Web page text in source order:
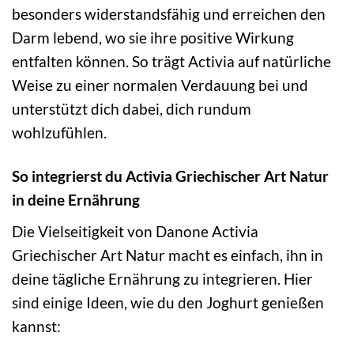
besonders widerstandsfähig und erreichen den
Darm lebend, wo sie ihre positive Wirkung
entfalten können. So trägt Activia auf natürliche
Weise zu einer normalen Verdauung bei und
unterstützt dich dabei, dich rundum
wohlzufühlen.
So integrierst du Activia Griechischer Art Natur
in deine Ernährung
Die Vielseitigkeit von Danone Activia
Griechischer Art Natur macht es einfach, ihn in
deine tägliche Ernährung zu integrieren. Hier
sind einige Ideen, wie du den Joghurt genießen
kannst: